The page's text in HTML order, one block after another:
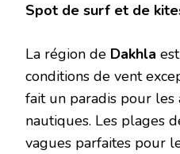
Spot de surf et de
La région de Dakhla
conditions de vent
fait un paradis pour les
nautiques. Les plages
vagues parfaites pour